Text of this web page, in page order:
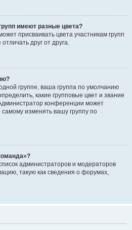
имеют разные цвета?
присваивать цвета участникам групп
друг от друга.
группе, ваша группа по умолчанию
какие групповые цвет и звание
конференции может
изменять вашу группу по
администраторов и модераторов
такую как сведения о форумах,